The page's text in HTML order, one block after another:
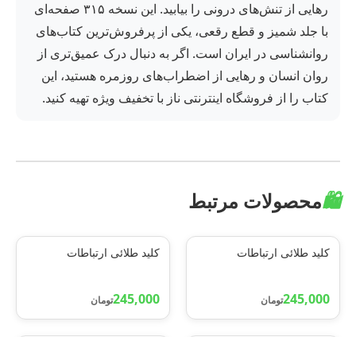
رهایی از تنش‌های درونی را بیابید. این نسخه ۳۱۵ صفحه‌ای
با جلد شمیز و قطع رقعی، یکی از پرفروش‌ترین کتاب‌های
روانشناسی در ایران است. اگر به دنبال درک عمیق‌تری از
روان انسان و رهایی از اضطراب‌های روزمره هستید، این
کتاب را از فروشگاه اینترنتی ناز با تخفیف ویژه تهیه کنید.
🛍️محصولات مرتبط
کلید طلائی ارتباطات
245,000تومان
کلید طلائی ارتباطات
245,000تومان